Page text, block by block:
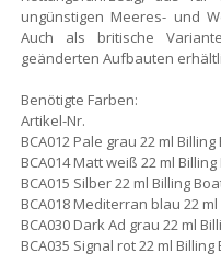
ungünstigen Meeres- und
Auch als britische
geänderten Aufbauten
Benötigte Farben:
Artikel-Nr.
BCA012 Pale grau 22 ml Billing
BCA014 Matt weiß 22 ml
BCA015 Silber 22 ml Billing
BCA018 Mediterran blau 22
BCA030 Dark Ad grau 22 ml
BCA035 Signal rot 22 ml Billing